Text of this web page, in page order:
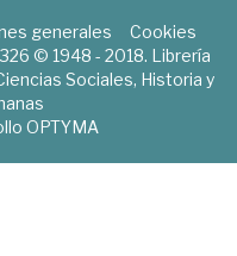
generales
Cookies
© 1948 - 2018. Librería
Sociales, Historia y
OPTYMA